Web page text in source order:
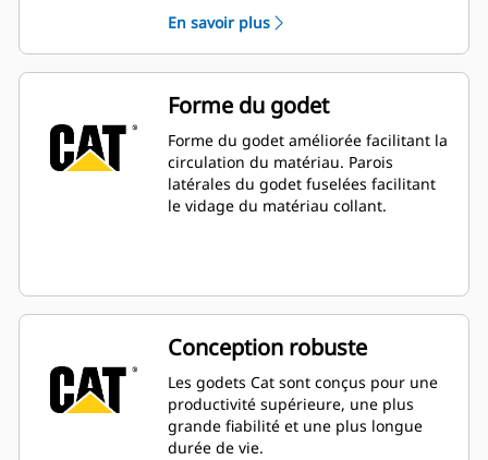
d'excavation en construction,
aménagements paysagers et travaux
de voirie.
En savoir plus
Forme du godet
Forme du godet améliorée facilitant la
circulation du matériau. Parois
latérales du godet fuselées facilitant
le vidage du matériau collant.
Conception robuste
Les godets Cat sont conçus pour une
productivité supérieure, une plus
grande fiabilité et une plus longue
durée de vie.